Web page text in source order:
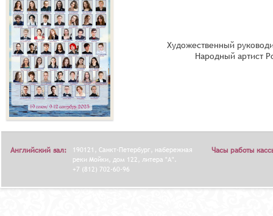
Художественный
Народный артист
Английский зал:
190121, Санкт-Петербург, набережная
реки Мойки, дом 122, литера "А".
+7 (812) 702-60-96
Часы работы